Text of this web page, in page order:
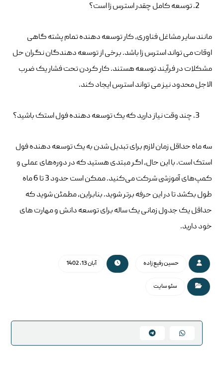
توسعه کامل چقدر استرس زا است؟
مانند سایر مشاغل فناوری، کار توسعه دهنده تمام پشته گاهی
اوقات می تواند استرس زا باشد. برخی از توسعه دهندگان نگران حل
مشکلات در فرآیند توسعه هستند. کار کردن تحت فشار یک ضرب
الاجل محدود نیز می تواند استرس ایجاد کند.
چند وقت نیاز دارید که یک توسعه دهنده فول استک باشید؟
سه ماه حداقل زمان لازم برای تبدیل شدن به یک توسعه دهنده فول
استک است. با این حال، اگر مبتدی هستید که در دوره‌های عملی و
کمپ‌های آموزشی شرکت می‌کنید. ممکن است حدود 3 تا 6 ماه
طول بکشد تا در این حرفه برتر شوید. بنابراین، مطمئن شوید که
حداقل یک جدول زمانی یک ساله برای توسعه دانش و مهارت های
خود دارید.
حسین رفیع زاده آبان 13, 1402
سئو سایت